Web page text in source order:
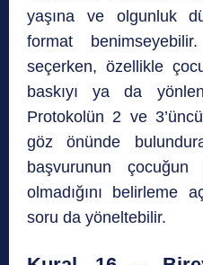
yaşına ve olgunluk
format
seçerken, özellikle
baskıyı ya da
Protokolün 2 ve
göz önünde
başvurunun
olmadığını belirleme
soru da yöneltebilir.